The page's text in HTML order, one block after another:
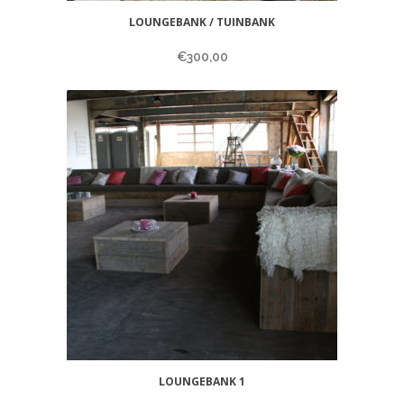
LOUNGEBANK / TUINBANK
€300,00
LOUNGEBANK 1